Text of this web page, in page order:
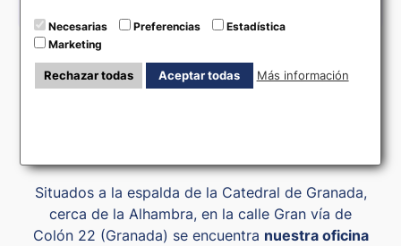
615 403 877
Situados a la espalda de la Catedral de Granada,
cerca de la Alhambra, en la calle Gran vía de
Colón 22 (Granada) se encuentra nuestra oficina
Necesarias Preferencias
Estadística
Marketing
Rechazar todas Aceptar todas Más información